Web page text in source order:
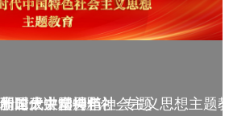
国成立75周年
届三中全会精神_专题
论大讲堂--理论
二十大精神
时代中国特色社会主义思想主题